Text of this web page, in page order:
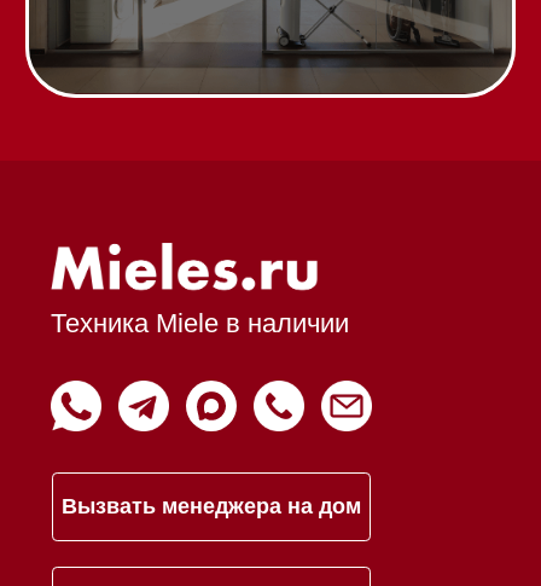
Trade-In
Статьи
Контакты
Дизайнерам и архитекторам
Подарочные сертификаты
Возврат и обмен
Кредит
Гарантия
Вопрос-ответ
Шоурум